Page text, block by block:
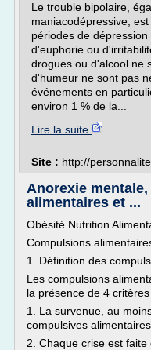
Le trouble bipolaire,
maniacodépressive,
périodes de
d'euphorie ou
drogues ou d'alcool ne
d'humeur ne sont pas
événements en
environ 1 % de la...
Lire la suite
Site : http://
Anorexie
alimentaires et ...
Obésité Nutrition
Compulsions
1. Définition des
Les compulsions
la présence de 4
1. La survenue, au
compulsives
2. Chaque crise est